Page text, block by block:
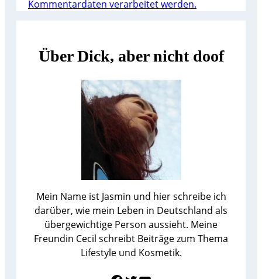
Kommentardaten verarbeitet werden.
Über Dick, aber nicht doof
Mein Name ist Jasmin und hier schreibe ich
darüber, wie mein Leben in Deutschland als
übergewichtige Person aussieht. Meine
Freundin Cecil schreibt Beiträge zum Thema
Lifestyle und Kosmetik.